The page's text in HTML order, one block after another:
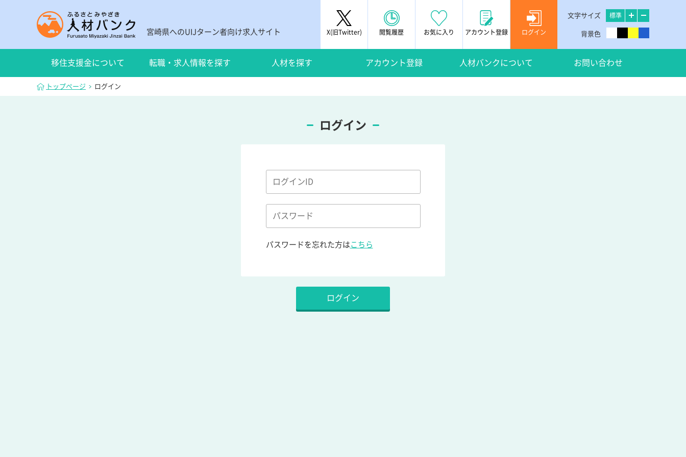
宮崎県へのUIJターン者向け求人サイト X(旧Twitter) 閲覧履歴 お気に入り アカウント登録 ログイン
文字サイズ 標準
背景色
移住支援金について 転職・求人情報を探す 人材を探す アカウント登録 人材バンクについて お問い合わせ
トップページ ログイン
ログイン
パスワードを忘れた方は こちら